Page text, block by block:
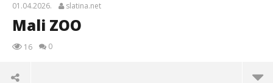
01.04.2026. slatina.net
Mali ZOO
16 0